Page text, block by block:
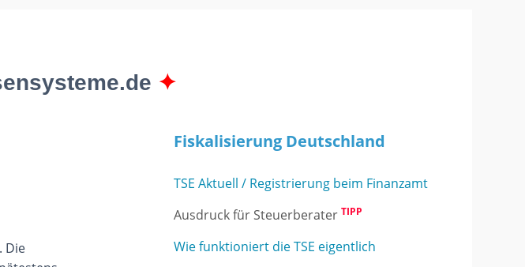
✦
Die
Fiskalisierung Deutschland
TSE Aktuell / Registrierung beim Finanzamt
Ausdruck für Steuerberater TIPP
Wie funktioniert die TSE eigentlich